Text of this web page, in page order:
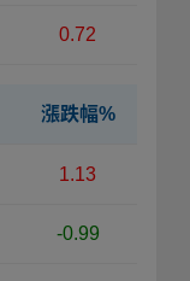
0.72
漲跌幅%
1.13
-0.99